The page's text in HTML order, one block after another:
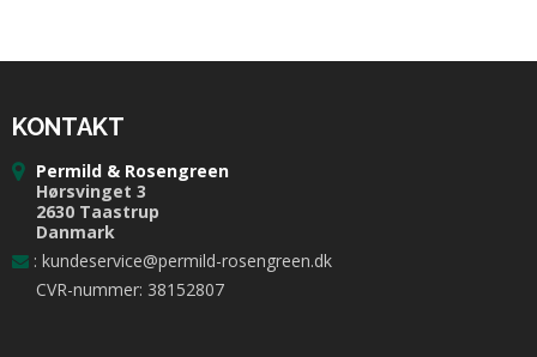
KONTAKT
Permild & Rosengreen
Hørsvinget 3
2630 Taastrup
Danmark
: kundeservice@permild-rosengreen.dk
CVR-nummer: 38152807